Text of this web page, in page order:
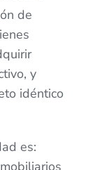
de
y
idéntico
es: